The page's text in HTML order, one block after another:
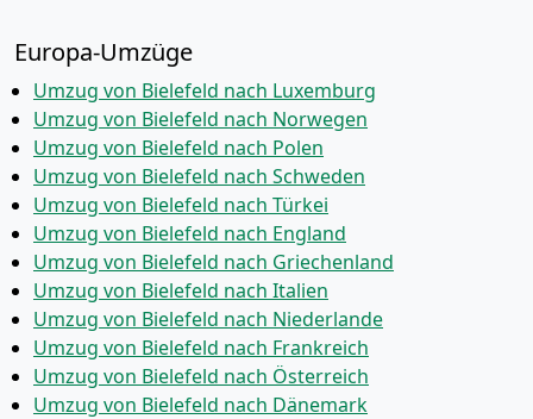
Europa-Umzüge
Umzug von Bielefeld nach Luxemburg
Umzug von Bielefeld nach Norwegen
Umzug von Bielefeld nach Polen
Umzug von Bielefeld nach Schweden
Umzug von Bielefeld nach Türkei
Umzug von Bielefeld nach England
Umzug von Bielefeld nach Griechenland
Umzug von Bielefeld nach Italien
Umzug von Bielefeld nach Niederlande
Umzug von Bielefeld nach Frankreich
Umzug von Bielefeld nach Österreich
Umzug von Bielefeld nach Dänemark